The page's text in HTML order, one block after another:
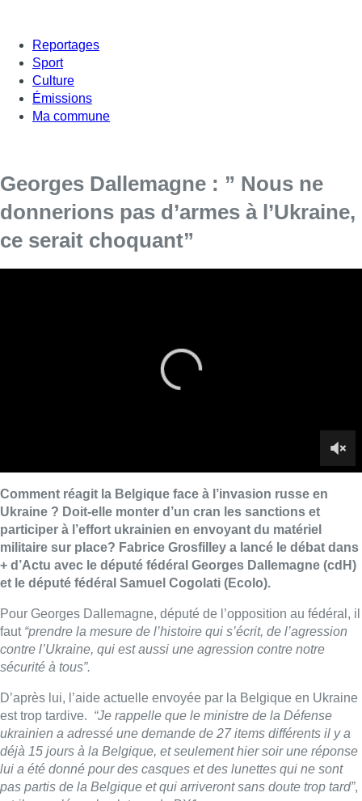
Reportages
Sport
Culture
Émissions
Ma commune
Georges Dallemagne : ” Nous ne
donnerions pas d’armes à l’Ukraine,
ce serait choquant”
+ d’Actu avec le député fédéral Georges Dallemagne (cdH)
et le député fédéral Samuel Cogolati (Ecolo).
contre l’Ukraine, qui est aussi une agression contre notre
est trop tardive.“Je rappelle que le ministre de la Défense
ukrainien a adressé une demande de 27 items différents il y a
déjà 15 jours à la Belgique, et seulement hier soir une réponse
lui a été donné pour des casques et des lunettes qui ne sont
pas partis de la Belgique et qui arriveront sans doute trop tard”,
a-t-il rappelé sur le plateau de BX1.
Il insiste sur le fait que la Belgique doit s’engager beaucoup
plus pour défendre les Ukrainiens.“Il faut pouvoir leur
donner effectivement des munitions, des armes. Je rappelle
que c’est une guerre qui se passe sur leur territoire et qu’ils
doivent pouvoir se défendre. Vous savez la Belgique vend des
armes à des pays en guerre et aujourd’hui à l’Ukraine, nous
n’en donnerions pas, ce serait tout à fait choquant. Ce serait
scandaleux”.
Le député plaide pour que l’aide belge soit envoyée sur le
terrain et ne se limite pas à l’accueil des réfugiés.“Moi qui ai